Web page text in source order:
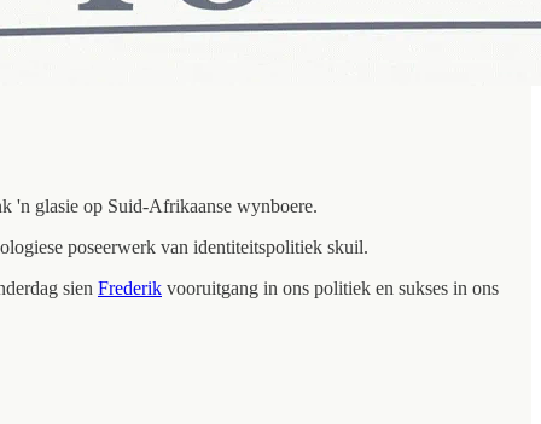
'n glasie op Suid-Afrikaanse wynboere.
poseerwerk van identiteitspolitiek skuil.
sien Frederik vooruitgang in ons politiek en sukses in ons